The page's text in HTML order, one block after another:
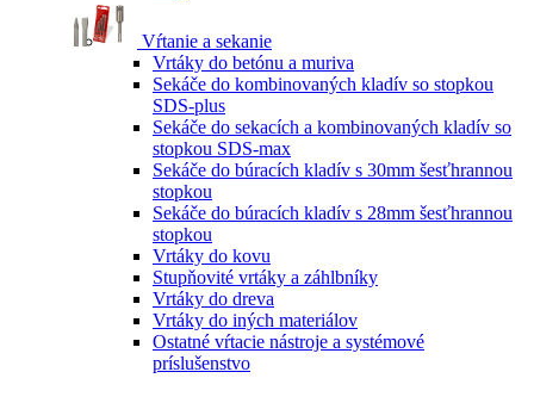
Vŕtanie a sekanie
Vrtáky do betónu a muriva
Sekáče do kombinovaných kladív so stopkou
SDS-plus
Sekáče do sekacích a kombinovaných kladív so
stopkou SDS-max
Sekáče do búracích kladív s 30mm šesťhrannou
stopkou
Sekáče do búracích kladív s 28mm šesťhrannou
stopkou
Vrtáky do kovu
Stupňovité vrtáky a záhlbníky
Vrtáky do dreva
Vrtáky do iných materiálov
Ostatné vŕtacie nástroje a systémové
príslušenstvo